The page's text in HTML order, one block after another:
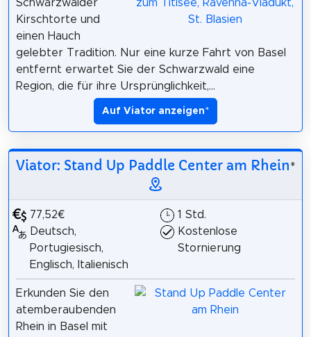
Schwarzwälder
Kirschtorte und
einen Hauch
gelebter Tradition. Nur eine kurze Fahrt von Basel
entfernt erwartet Sie der Schwarzwald eine
Region, die für ihre Ursprünglichkeit,...
Auf Viator anzeigen*
Viator: Stand Up Paddle Center am Rhein*
77,52€
Deutsch,
Portugiesisch,
Englisch, Italienisch
1 Std.
Kostenlose
Stornierung
Erkunden Sie den
atemberaubenden
Rhein in Basel mit